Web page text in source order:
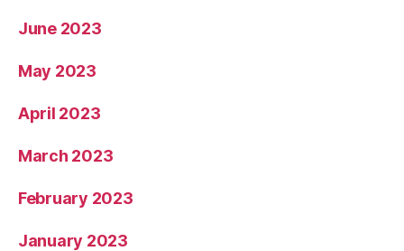
June 2023
May 2023
April 2023
March 2023
February 2023
January 2023